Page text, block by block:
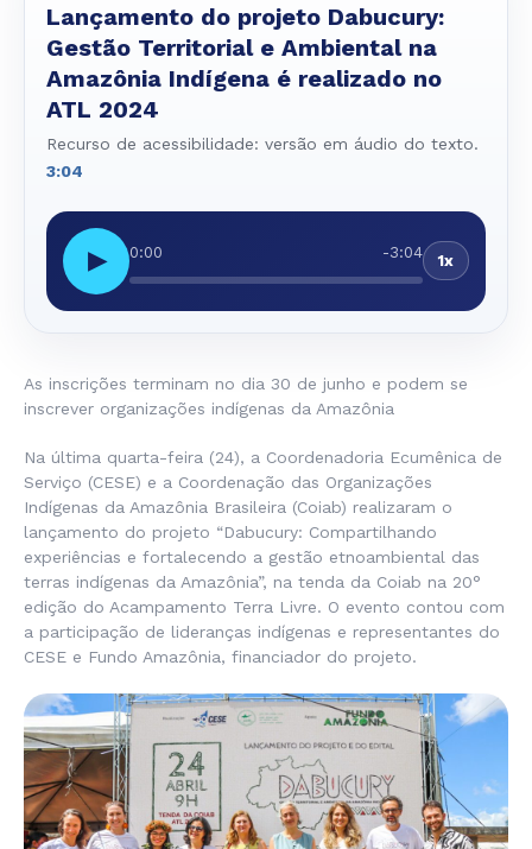
Lançamento do projeto Dabucury:
Gestão Territorial e Ambiental na
Amazônia Indígena é realizado no
ATL 2024
Recurso de acessibilidade: versão em áudio do texto.
3:04
▶ 0:00 -3:04 1x
As inscrições terminam no dia 30 de junho e podem se
inscrever organizações indígenas da Amazônia
Na última quarta-feira (24), a Coordenadoria Ecumênica de
Serviço (CESE) e a Coordenação das Organizações
Indígenas da Amazônia Brasileira (Coiab) realizaram o
lançamento do projeto “Dabucury: Compartilhando
experiências e fortalecendo a gestão etnoambiental das
terras indígenas da Amazônia”, na tenda da Coiab na 20°
edição do Acampamento Terra Livre. O evento contou com
a participação de lideranças indígenas e representantes do
CESE e Fundo Amazônia, financiador do projeto.